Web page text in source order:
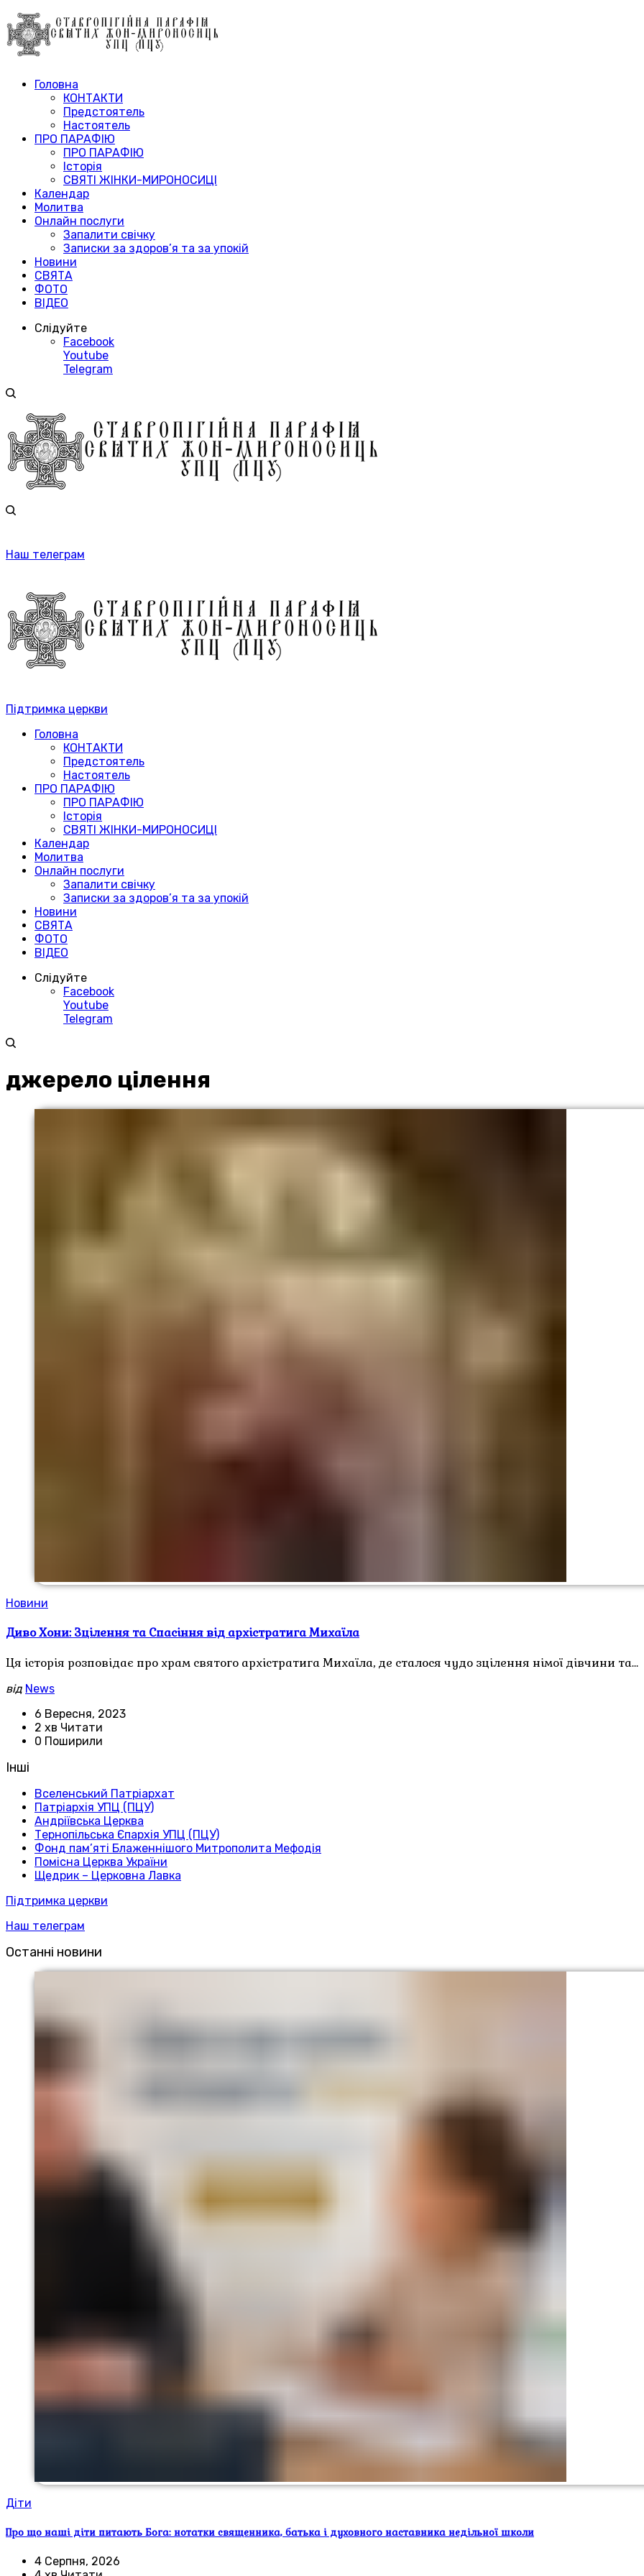
Головна
КОНТАКТИ
Предстоятель
Настоятель
ПРО ПАРАФІЮ
ПРО ПАРАФІЮ
Історія
СВЯТІ ЖІНКИ-МИРОНОСИЦІ
Календар
Молитва
Онлайн послуги
Запалити свічку
Записки за здоров’я та за упокій
Новини
СВЯТА
ФОТО
ВІДЕО
Слідуйте
Facebook
Youtube
Telegram
Наш телеграм
Підтримка церкви
Головна
КОНТАКТИ
Предстоятель
Настоятель
ПРО ПАРАФІЮ
ПРО ПАРАФІЮ
Історія
СВЯТІ ЖІНКИ-МИРОНОСИЦІ
Календар
Молитва
Онлайн послуги
Запалити свічку
Записки за здоров’я та за упокій
Новини
СВЯТА
ФОТО
ВІДЕО
Слідуйте
Facebook
Youtube
Telegram
джерело цілення
Новини
Диво Хони: Зцілення та Спасіння від архістратига Михаїла
Ця історія розповідає про храм святого архістратига Михаїла, де сталося чудо зцілення німої дівчини та…
від News
6 Вересня, 2023
2 хв Читати
0 Поширили
Інші
Вселенський Патріархат
Патріархія УПЦ (ПЦУ)
Андріївська Церква
Тернопільська Єпархія УПЦ (ПЦУ)
Фонд пам’яті Блаженнішого Митрополита Мефодія
Помісна Церква України
Щедрик – Церковна Лавка
Підтримка церкви
Наш телеграм
Останні новини
Діти
Про що наші діти питають Бога: нотатки священника, батька і духовного наставника недільної школи
4 Серпня, 2026